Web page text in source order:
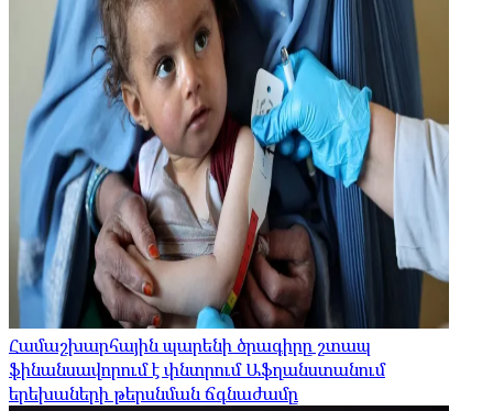
Համաշխարհային պարենի ծրագիրը շտապ
ֆինանսավորում է փնտրում Աֆղանստանում
երեխաների թերսնման ճգնաժամը